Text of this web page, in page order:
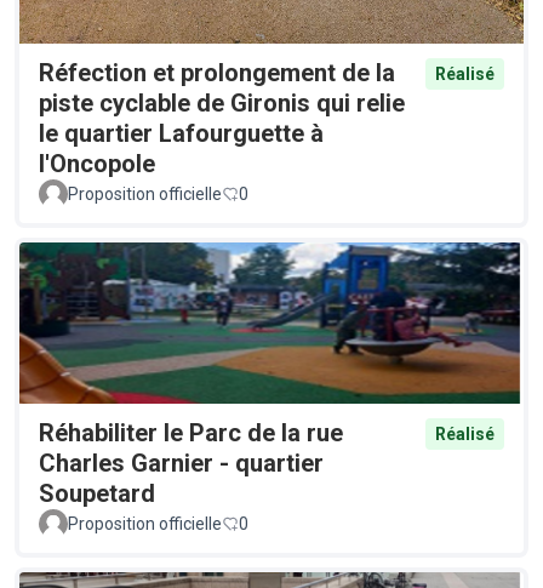
Réfection et prolongement de la
piste cyclable de Gironis qui relie
le quartier Lafourguette à
l'Oncopole
Réalisé
Proposition officielle 0
Réhabiliter le Parc de la rue
Charles Garnier - quartier
Soupetard
Réalisé
Proposition officielle 0